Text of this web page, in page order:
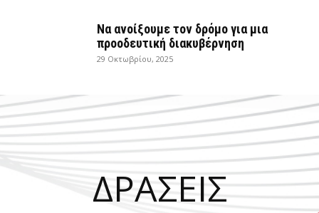
Να ανοίξουμε τον δρόμο για μια
προοδευτική διακυβέρνηση
29 Οκτωβρίου, 2025
ΔΡΑΣΕΙΣ